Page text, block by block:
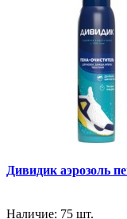
Дивидик аэрозоль
Наличие: 75 шт.